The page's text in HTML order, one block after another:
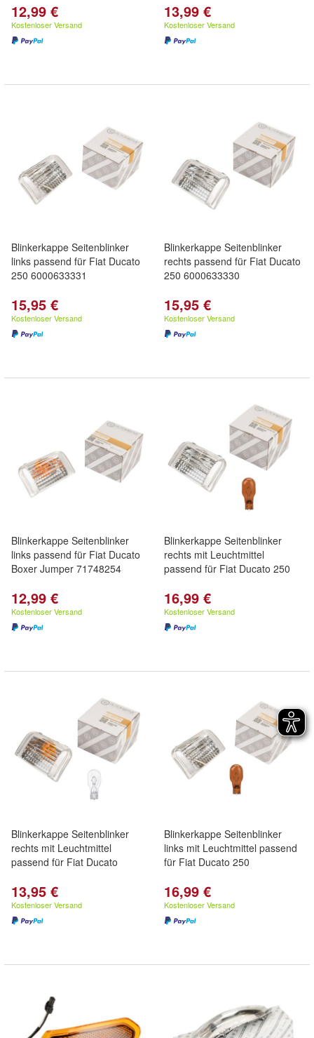
12,99 €
Kostenloser Versand
13,99 €
Kostenloser Versand
Blinkerkappe Seitenblinker
links passend für Fiat Ducato
250 6000633331
15,95 €
Kostenloser Versand
Blinkerkappe Seitenblinker
rechts passend für Fiat Ducato
250 6000633330
15,95 €
Kostenloser Versand
Blinkerkappe Seitenblinker
links passend für Fiat Ducato
Boxer Jumper 71748254
12,99 €
Kostenloser Versand
Blinkerkappe Seitenblinker
rechts mit Leuchtmittel
passend für Fiat Ducato 250
16,99 €
Kostenloser Versand
Blinkerkappe Seitenblinker
rechts mit Leuchtmittel
passend für Fiat Ducato
13,95 €
Kostenloser Versand
Blinkerkappe Seitenblinker
links mit Leuchtmittel passend
für Fiat Ducato 250
16,99 €
Kostenloser Versand